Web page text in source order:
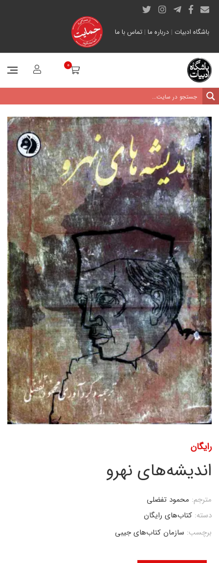
باشگاه ادبیات | درباره ما | تماس با ما
0
رایگان
اندیشه‌های نهرو
مترجم: محمود تفضلی
دسته: کتاب‌های رایگان
برچسب: سازمان کتاب‌های جیبی